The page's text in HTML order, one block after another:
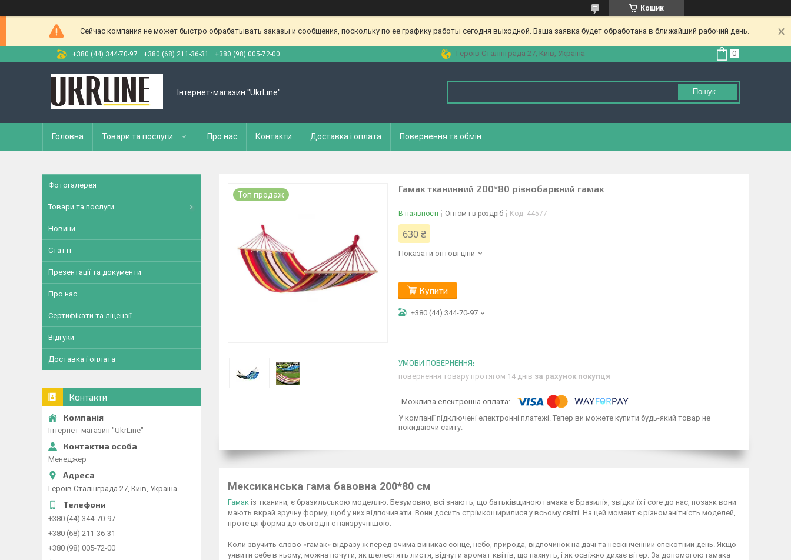
Кошик
Сейчас компания не может быстро обрабатывать заказы и сообщения, поскольку по ее графику работы сегодня выходной. Ваша заявка будет обработана в ближайший рабочий день.
+380 (44) 344-70-97 +380 (68) 211-36-31 +380 (98) 005-72-00 Героїв Сталінграда 27, Київ, Україна
Інтернет-магазин "UkrLine" Пошук...
Головна Товари та послуги Про нас Контакти Доставка і оплата Повернення та обмін
Топ продаж
Гамак тканинний 200*80 різнобарвний гамак
В наявності Оптом і в роздріб Код: 44577
630 ₴
Показати оптові ціни
Купити
+380 (44) 344-70-97
повернення товару протягом 14 днів за рахунок покупця
У компанії підключені електронні платежі. Тепер ви можете купити будь-який товар не
покидаючи сайту.
Мексиканська гама бавовна 200*80 см
Гамак із тканини, є бразильською моделлю. Безумовно, всі знають, що батьківщиною гамака є Бразилія, звідки їх і core до нас, позаяк вони
мають вкрай зручну форму, щоб у них відпочивати. Вони досить стрімкоширилися у всьому світі. На цей момент є різноманітність моделей,
проте ця форма до сьогодні є найзручнішою.
Коли звучить слово «гамак» відразу ж перед очима виникає сонце, небо, природа, відпочинок на дачі та нескінченний спекотний день. Якщо
уявити себе в ньому, можна почути, як шелестять листя, відчути аромат квітів, що пахнуть, і як освіжно дихає вітер. За допомогою гамака
Фотогалерея
Товари та послуги
Новини
Статті
Презентації та документи
Про нас
Сертифікати та ліцензії
Відгуки
Доставка і оплата
Контакти
Інтернет-магазин "UkrLine"
Менеджер
Героїв Сталінграда 27, Київ, Україна
+380 (44) 344-70-97
+380 (68) 211-36-31
+380 (98) 005-72-00